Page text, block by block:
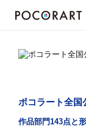
ポコラート全国
作品部門143点と